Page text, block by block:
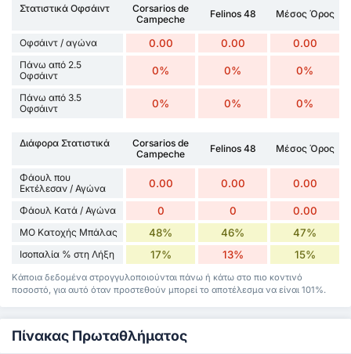
Στατιστικά Οφσάιντ
Corsarios de
Campeche
Felinos 48 Μέσος Όρος
Οφσάιντ / αγώνα 0.00 0.00 0.00
Πάνω από 2.5
Οφσάιντ
0% 0% 0%
Πάνω από 3.5
Οφσάιντ
0% 0% 0%
Διάφορα Στατιστικά
Corsarios de
Campeche
Felinos 48 Μέσος Όρος
Φάουλ που
Εκτέλεσαν / Αγώνα
0.00 0.00 0.00
Φάουλ Κατά / Αγώνα 0 0 0.00
ΜΟ Κατοχής Μπάλας 48% 46% 47%
Ισοπαλία % στη Λήξη 17% 13% 15%
Κάποια δεδομένα στρογγυλοποιούνται πάνω ή κάτω στο πιο κοντινό
ποσοστό, για αυτό όταν προστεθούν μπορεί το αποτέλεσμα να είναι 101%.
Πίνακας Πρωταθλήματος